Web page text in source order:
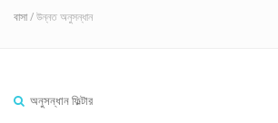
বাসা/ উন্নত অনুসন্ধান
অনুসন্ধান ফিল্টার